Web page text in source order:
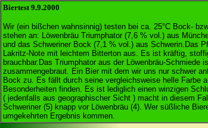
Biertest 9.9.2000
Wir (ein bißchen wahnsinnig) testen bei ca. 25°C Bock-
stehen an: Löwenbräu Triumphator (7,6 % vol.) aus
und das Schweriner Bock (7,1 % vol.) aus Schwerin.Das
Lakritz-Note mit leichtem Bitterton aus. Es ist kräftig,
brauchbar.Das Triumphator aus der Löwenbräu-
zusammengebraut. Ein Bier mit dem wir uns nur schwer
Bock zu. Es fällt durch seine vergleichsweise helle Farbe
Besonderheiten finden. Es ist lediglich einen winzigen
( jedenfalls aus geographischer Sicht ) macht in diesem
Schweriner (5) knapp vor Löwenbräu (4). Wer süßliche
umgekehrten Ergebnis kommen.